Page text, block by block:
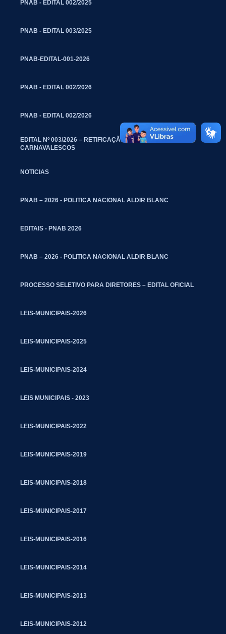
PNAB - EDITAL 002/2025
PNAB - EDITAL 003/2025
PNAB-EDITAL-001-2026
PNAB - EDITAL 002/2026
PNAB - EDITAL 002/2026
EDITAL Nº 003/2026 – RETIFICAÇÃO – BLOCOS
CARNAVALESCOS
NOTICIAS
PNAB – 2026 - POLITICA NACIONAL ALDIR BLANC
EDITAIS - PNAB 2026
PNAB – 2026 - POLITICA NACIONAL ALDIR BLANC
PROCESSO SELETIVO PARA DIRETORES – EDITAL OFICIAL
LEIS-MUNICIPAIS-2026
LEIS-MUNICIPAIS-2025
LEIS-MUNICIPAIS-2024
LEIS MUNICIPAIS - 2023
LEIS-MUNICIPAIS-2022
LEIS-MUNICIPAIS-2019
LEIS-MUNICIPAIS-2018
LEIS-MUNICIPAIS-2017
LEIS-MUNICIPAIS-2016
LEIS-MUNICIPAIS-2014
LEIS-MUNICIPAIS-2013
LEIS-MUNICIPAIS-2012